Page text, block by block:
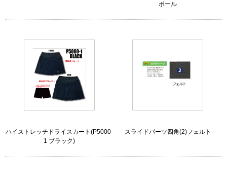
ボール
ハイストレッチドライスカート(P5000-
1 ブラック)
スライドパーツ四角(2)フェルト